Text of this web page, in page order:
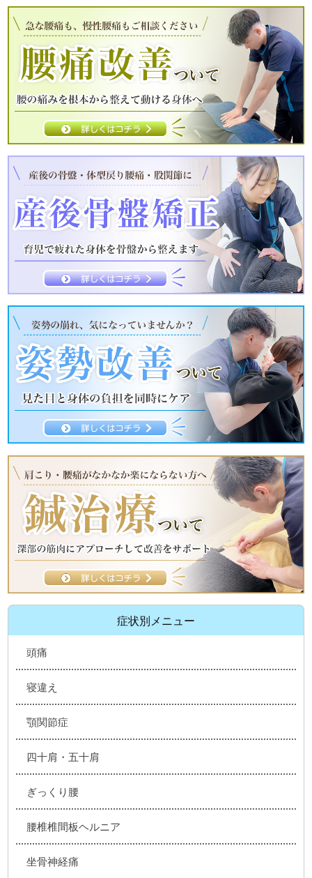
症状別メニュー
頭痛
寝違え
顎関節症
四十肩・五十肩
ぎっくり腰
腰椎椎間板ヘルニア
坐骨神経痛